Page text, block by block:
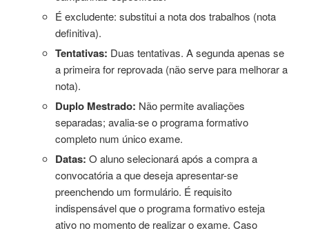
É excludente: substitui a nota dos trabalhos (nota
definitiva).
Tentativas: Duas tentativas. A segunda apenas se
a primeira for reprovada (não serve para melhorar a
nota).
Duplo Mestrado: Não permite avaliações
separadas; avalia-se o programa formativo
completo num único exame.
Datas: O aluno selecionará após a compra a
convocatória a que deseja apresentar-se
preenchendo um formulário. É requisito
indispensável que o programa formativo esteja
ativo no momento de realizar o exame. Caso